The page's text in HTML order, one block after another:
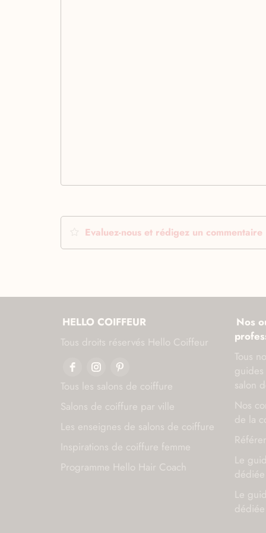
Evaluez-nous et rédigez un commentaire
HELLO COIFFEUR
Tous droits réservés Hello Coiffeur
Tous les salons de coiffure
Salons de coiffure par ville
Les enseignes de salons de coiffure
Inspirations de coiffure femme
Programme Hello Hair Coach
Nos
Tous
salon
Nos
de la
Le
Le